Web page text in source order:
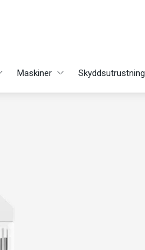
Maskiner Skyddsutrustning